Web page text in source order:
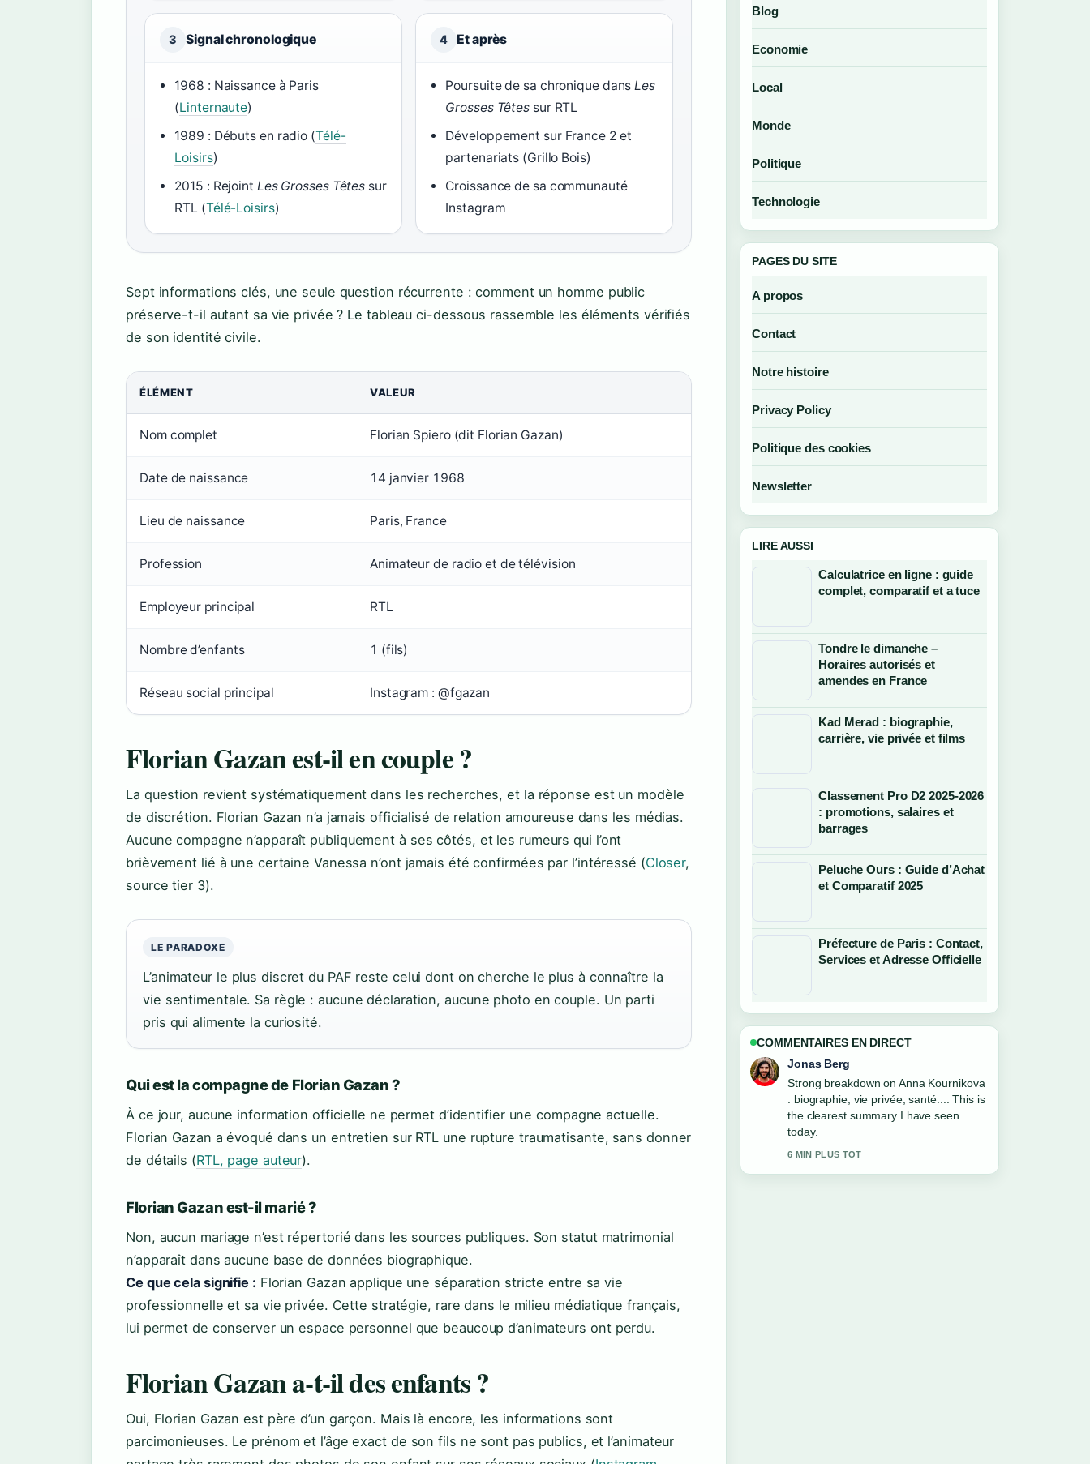
3 Signal chronologique
1968 : Naissance à Paris
(Linternaute)
1989 : Débuts en radio (Télé-
Loisirs)
2015 : Rejoint Les Grosses Têtes sur
RTL (Télé-Loisirs)
4 Et après
Poursuite de sa chronique dansLes
Grosses Têtes sur RTL
Développement sur France 2 et
partenariats (Grillo Bois)
Croissance de sa communauté
Instagram
Sept informations clés, une seule question récurrente : comment un homme public
préserve-t-il autant sa vie privée ? Le tableau ci-dessous rassemble les éléments vérifiés
de son identité civile.
ÉLÉMENT VALEUR
Nom complet Florian Spiero (dit Florian Gazan)
Date de naissance 14 janvier 1968
Lieu de naissance Paris, France
Profession Animateur de radio et de télévision
Employeur principal RTL
Nombre d’enfants 1 (fils)
Réseau social principal Instagram : @fgazan
Florian Gazan est-il en couple ?
La question revient systématiquement dans les recherches, et la réponse est un modèle
de discrétion. Florian Gazan n’a jamais officialisé de relation amoureuse dans les médias.
Aucune compagne n’apparaît publiquement à ses côtés, et les rumeurs qui l’ont
brièvement lié à une certaine Vanessa n’ont jamais été confirmées par l’intéressé (Closer,
source tier 3).
LE PARADOXE
L’animateur le plus discret du PAF reste celui dont on cherche le plus à connaître la
vie sentimentale. Sa règle : aucune déclaration, aucune photo en couple. Un parti
pris qui alimente la curiosité.
Qui est la compagne de Florian Gazan ?
À ce jour, aucune information officielle ne permet d’identifier une compagne actuelle.
Florian Gazan a évoqué dans un entretien sur RTL une rupture traumatisante, sans donner
de détails (RTL, page auteur).
Florian Gazan est-il marié ?
Non, aucun mariage n’est répertorié dans les sources publiques. Son statut matrimonial
n’apparaît dans aucune base de données biographique.
Ce que cela signifie : Florian Gazan applique une séparation stricte entre sa vie
professionnelle et sa vie privée. Cette stratégie, rare dans le milieu médiatique français,
lui permet de conserver un espace personnel que beaucoup d’animateurs ont perdu.
Florian Gazan a-t-il des enfants ?
Oui, Florian Gazan est père d’un garçon. Mais là encore, les informations sont
parcimonieuses. Le prénom et l’âge exact de son fils ne sont pas publics, et l’animateur
Blog
Economie
Local
Monde
Politique
Technologie
PAGES DU SITE
A propos
Contact
Notre histoire
Privacy Policy
Politique des cookies
Newsletter
LIRE AUSSI
Calculatrice en ligne : guide
complet, comparatif et a tuce
Tondre le dimanche –
Horaires autorisés et
amendes en France
Kad Merad : biographie,
carrière, vie privée et films
Classement Pro D2 2025-2026
: promotions, salaires et
barrages
Peluche Ours : Guide d’Achat
et Comparatif 2025
Préfecture de Paris : Contact,
Services et Adresse Officielle
COMMENTAIRES EN DIRECT
Maya Linden
Following Jim Jarmusch : Biographie,
films et carrière... closely - appreciate
the balanced tone here.
8 MIN PLUS TOT